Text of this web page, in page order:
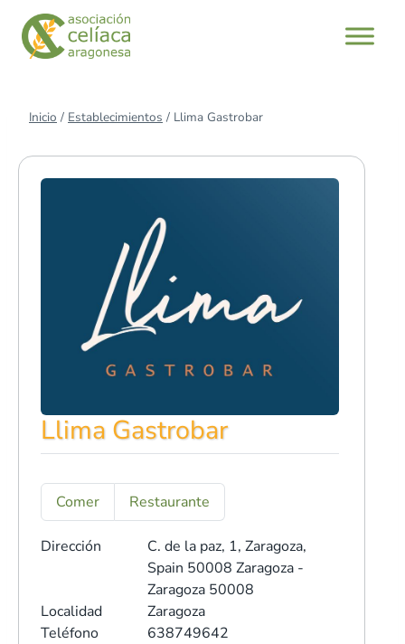
Saltar
contenido
Inicio / Establecimientos / Llima Gastrobar
Llima Gastrobar
Comer Restaurante
Dirección
C. de la paz, 1, Zaragoza,
Spain 50008 Zaragoza -
Zaragoza 50008
Localidad
Zaragoza
Teléfono
638749642